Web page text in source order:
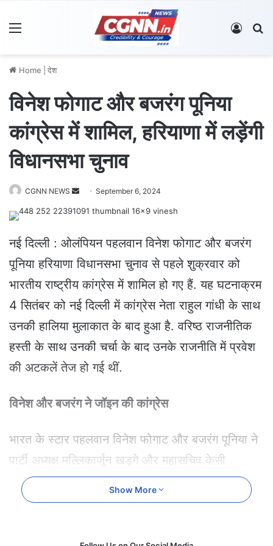
Log In
Home देश
विनेश फोगाट और बजरंग पूनिया
कांग्रेस में शामिल, हरियाणा में लड़ेंगी
विधानसभा चुनाव
CGNN NEWS
e
d
a
n
e
a
i
September 6, 2024
नई दिल्ली : ओलंपियन पहलवान विनेश फोगाट और बजरंग
पूनिया हरियाणा विधानसभा चुनाव से पहले शुक्रवार को
भारतीय राष्ट्रीय कांग्रेस में शामिल हो गए हैं. यह घटनाक्रम
4 सितंबर को नई दिल्ली में कांग्रेस नेता राहुल गांधी के साथ
उनकी हालिया मुलाकात के बाद हुआ है. वरिष्ठ राजनीतिक
हस्ती के साथ उनकी चर्चा के बाद उनके राजनीति में प्रवेश
की अटकलें तेज हो गई थीं.
विनेश और बजरंग ने जॉइन की कांग्रेस
भारत के स्टार पहलवान विनेश फोगाट और बजरंग पूनिया ने
पार्टी अध्यक्ष मल्लिकार्जुन खड़गे और महासचिव केसी
वेणुगोपाल की मौजूदगी में कांग्रेस का दामन थाम लिया.
Show More